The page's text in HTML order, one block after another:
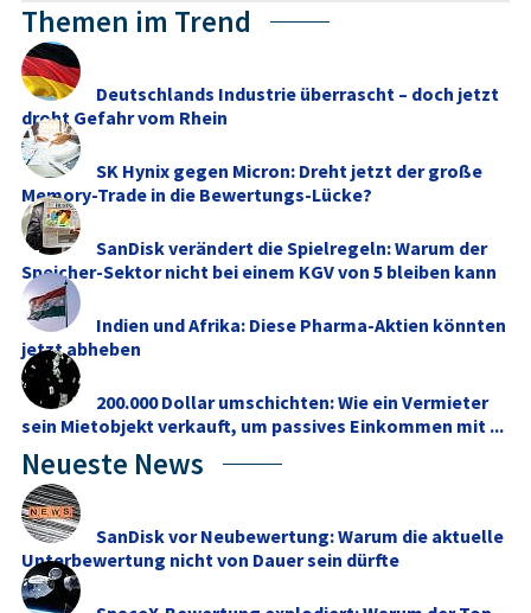
Themen im Trend
Deutschlands Industrie überrascht – doch jetzt
droht Gefahr vom Rhein
SK Hynix gegen Micron: Dreht jetzt der große
Memory‑Trade in die Bewertungs-Lücke?
SanDisk verändert die Spielregeln: Warum der
Speicher-Sektor nicht bei einem KGV von 5 bleiben kann
Indien und Afrika: Diese Pharma-Aktien könnten
jetzt abheben
200.000 Dollar umschichten: Wie ein Vermieter
sein Mietobjekt verkauft, um passives Einkommen mit ...
Neueste News
SanDisk vor Neubewertung: Warum die aktuelle
Unterbewertung nicht von Dauer sein dürfte